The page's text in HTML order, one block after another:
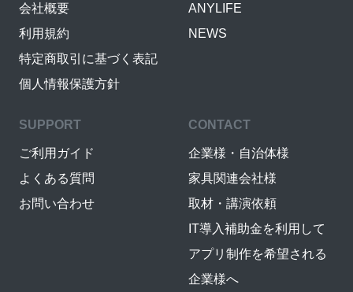
会社概要
利用規約
特定商取引に基づく表記
個人情報保護方針
ANYLIFE
NEWS
SUPPORT
ご利用ガイド
よくある質問
お問い合わせ
CONTACT
企業様・自治体様
家具関連会社様
取材・講演依頼
IT導入補助金を利用して
アプリ制作を希望される
企業様へ